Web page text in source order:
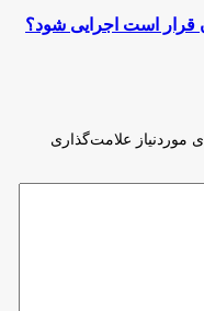
قرار است اجرایی شود؟
موردنیاز علامت‌گذاری